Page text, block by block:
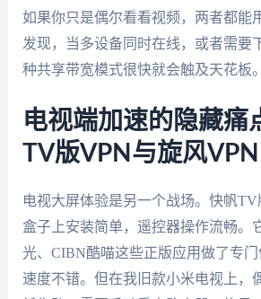
如果你只是偶尔看看视频，两者都能
发现，当多设备同时在线，或者需要
种共享带宽模式很快就会触及天花板。
电视端加速的隐藏痛
TV版VPN与旋风
电视大屏体验是另一个战场。快帆
盒子上安装简单，遥控器操作流畅。
光、CIBN酷喵这些正版应用做了专
速度不错。但在我旧款小米电视上，